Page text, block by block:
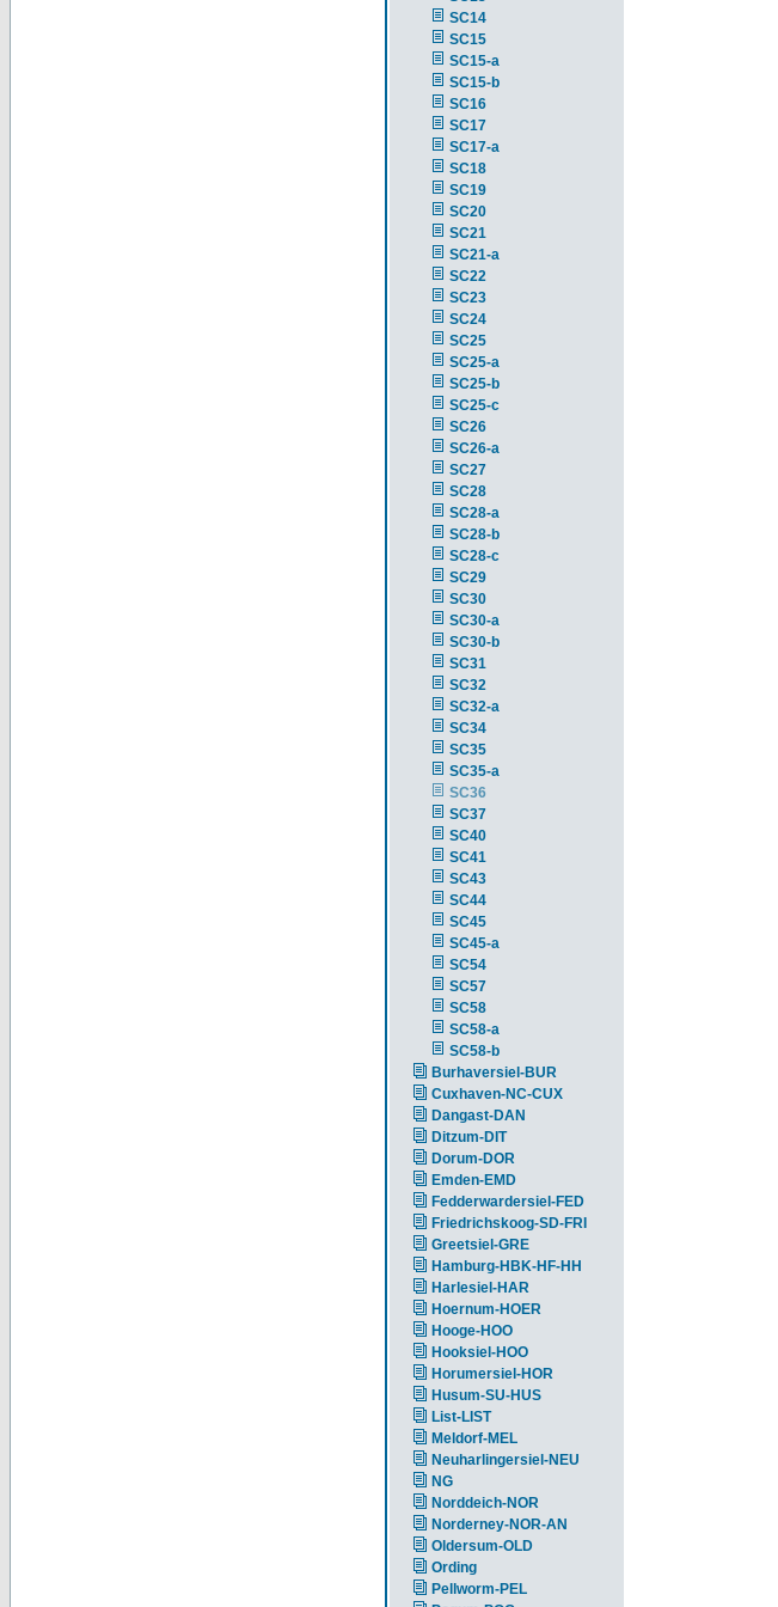
SC14
SC15
SC15-a
SC15-b
SC16
SC17
SC17-a
SC18
SC19
SC20
SC21
SC21-a
SC22
SC23
SC24
SC25
SC25-a
SC25-b
SC25-c
SC26
SC26-a
SC27
SC28
SC28-a
SC28-b
SC28-c
SC29
SC30
SC30-a
SC30-b
SC31
SC32
SC32-a
SC34
SC35
SC35-a
SC36
SC37
SC40
SC41
SC43
SC44
SC45
SC45-a
SC54
SC57
SC58
SC58-a
SC58-b
Burhaversiel-BUR
Cuxhaven-NC-CUX
Dangast-DAN
Ditzum-DIT
Dorum-DOR
Emden-EMD
Fedderwardersiel-FED
Friedrichskoog-SD-FRI
Greetsiel-GRE
Hamburg-HBK-HF-HH
Harlesiel-HAR
Hoernum-HOER
Hooge-HOO
Hooksiel-HOO
Horumersiel-HOR
Husum-SU-HUS
List-LIST
Meldorf-MEL
Neuharlingersiel-NEU
NG
Norddeich-NOR
Norderney-NOR-AN
Oldersum-OLD
Ording
Pellworm-PEL